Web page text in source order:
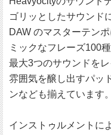
ゴリッとしたサウンド
DAW のマスターテン
ミックなフレーズ100
最大3つのサウンドを
雰囲気を醸し出すパッ
ンなども揃えています。
インストゥルメントに